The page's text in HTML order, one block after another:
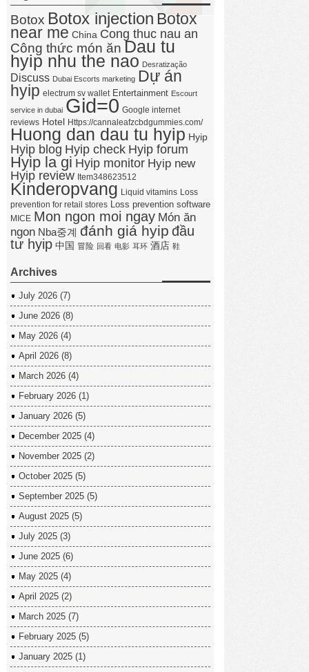
Botox Botox injection Botox
near me China Cong thuc nau an
Công thức món ăn Dau tu
hyip nhu the nao Desratização
Discuss Dubai Escorts marketing Dự án
hyip electrum sv wallet Entertainment Escourt
service in dubai Gid=0 Google internet
reviews Hotel Https://cannaleafzcbdgummies.com/
Huong dan dau tu hyip Hyip
Hyip blog Hyip check Hyip forum
Hyip la gi Hyip monitor Hyip new
Hyip review Item348623512
Kinderopvang Liquid vitamins Loss
prevention for retail stores Loss prevention software
MICE Mon ngon moi ngay Món ăn
ngon Nba중계 đánh giá hyip đầu
tư hyip 中国 冒险 回看 电影 耳环 酒店 鞋
Archives
July 2026 (7)
June 2026 (8)
May 2026 (4)
April 2026 (8)
March 2026 (4)
February 2026 (1)
January 2026 (5)
December 2025 (4)
November 2025 (2)
October 2025 (5)
September 2025 (5)
August 2025 (5)
July 2025 (3)
June 2025 (6)
May 2025 (4)
April 2025 (2)
March 2025 (7)
February 2025 (5)
January 2025 (1)